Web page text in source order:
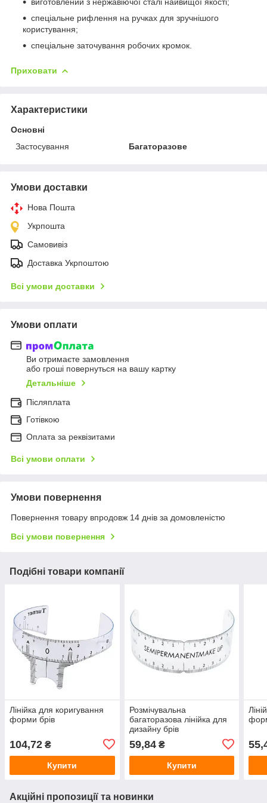
спеціальне рифлення на ручках для зручнішого
користування;
спеціальне заточування робочих кромок.
Приховати
Характеристики
Основні
Застосування
Багаторазове
Умови доставки
Нова Пошта
Укрпошта
Самовивіз
Доставка Укрпоштою
Всі умови доставки
Умови оплати
Ви отримаєте замовлення
або гроші повернуться на вашу картку
Детальніше
Післяплата
Готівкою
Оплата за реквізитами
Всі умови оплати
Умови повернення
Повернення товару впродовж 14 днів за домовленістю
Всі умови повернення
Подібні товари компанії
Лінійка для коригування
форми брів
104,72 ₴
Купити
Розмічувальна
багаторазова лінійка для
дизайну брів
59,84₴
Купити
Акційні пропозиції та новинки